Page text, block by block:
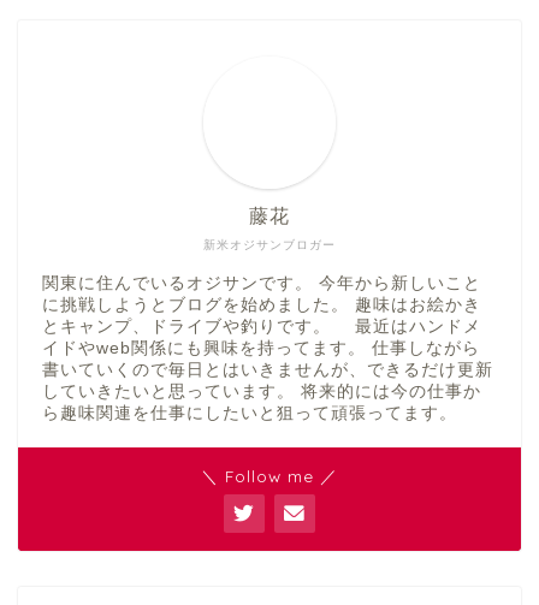
新米オジサンブロガー
藤花
関東に住んでいるオジサンです。 今年から新しいこと
に挑戦しようとブログを始めました。 趣味はお絵かき
とキャンプ、ドライブや釣りです。 最近はハンドメ
イドやweb関係にも興味を持ってます。 仕事しながら
書いていくので毎日とはいきませんが、できるだけ更新
していきたいと思っています。 将来的には今の仕事か
ら趣味関連を仕事にしたいと狙って頑張ってます。
＼ Follow me ／